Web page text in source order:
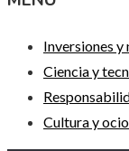
Inversiones y
Ciencia y
Cultura y ocio